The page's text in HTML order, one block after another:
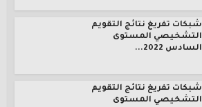
شبكات تفريغ نتائج التقويم
التشخيصي المستوى
السادس 2022...
شبكات تفريغ نتائج التقويم
التشخيصي المستوى